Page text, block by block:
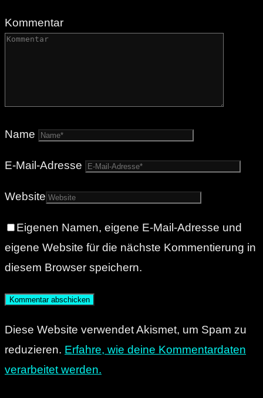
Kommentar
Name
E-Mail-Adresse
Website
Eigenen Namen, eigene E-Mail-Adresse und
eigene Website für die nächste Kommentierung in
diesem Browser speichern.
Diese Website verwendet Akismet, um Spam zu
reduzieren. Erfahre, wie deine Kommentardaten
verarbeitet werden.